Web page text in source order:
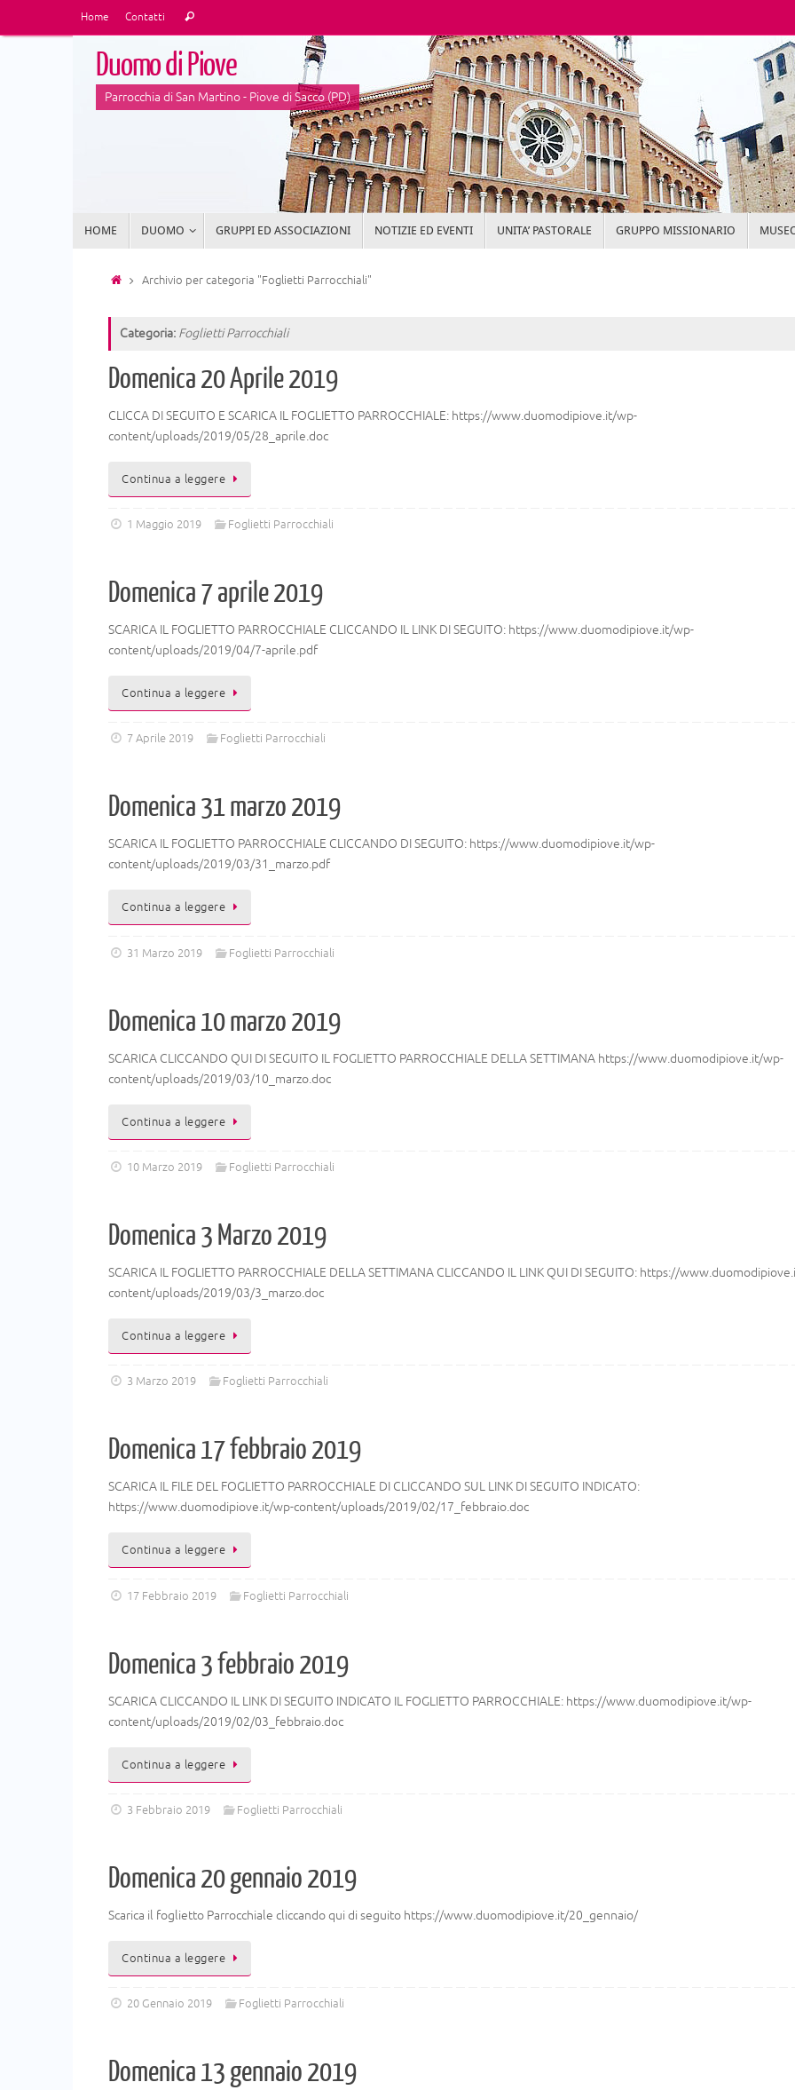
Home Contatti Cerca
Duomo di Piove
Parrocchia di San Martino - Piove di Sacco (PD)
HOME DUOMO GRUPPI ED ASSOCIAZIONI NOTIZIE ED EVENTI UNITA’ PASTORALE GRUPPO MISSIONARIO
HomeArchivio per categoria "Foglietti Parrocchiali"
Categoria: Foglietti Parrocchiali
Domenica 20 Aprile 2019
CLICCA DI SEGUITO E SCARICA IL FOGLIETTO PARROCCHIALE: https://www.duomodipiove.it/wp-
content/uploads/2019/05/28_aprile.doc
Continua a leggere
1 Maggio 2019 Foglietti Parrocchiali
Domenica 7 aprile 2019
SCARICA IL FOGLIETTO PARROCCHIALE CLICCANDO IL LINK DI SEGUITO: https://www.duomodipiove.it/wp-
content/uploads/2019/04/7-aprile.pdf
Continua a leggere
7 Aprile 2019 Foglietti Parrocchiali
Domenica 31 marzo 2019
SCARICA IL FOGLIETTO PARROCCHIALE CLICCANDO DI SEGUITO: https://www.duomodipiove.it/wp-
content/uploads/2019/03/31_marzo.pdf
Continua a leggere
31 Marzo 2019 Foglietti Parrocchiali
Domenica 10 marzo 2019
SCARICA CLICCANDO QUI DI SEGUITO IL FOGLIETTO PARROCCHIALE DELLA SETTIMANA https://www.duomodipiove.it/wp-
content/uploads/2019/03/10_marzo.doc
Continua a leggere
10 Marzo 2019 Foglietti Parrocchiali
Domenica 3 Marzo 2019
SCARICA IL FOGLIETTO PARROCCHIALE DELLA SETTIMANA CLICCANDO IL LINK QUI DI SEGUITO: https://
content/uploads/2019/03/3_marzo.doc
Continua a leggere
3 Marzo 2019 Foglietti Parrocchiali
Domenica 17 febbraio 2019
SCARICA IL FILE DEL FOGLIETTO PARROCCHIALE DI CLICCANDO SUL LINK DI SEGUITO INDICATO:
https://www.duomodipiove.it/wp-content/uploads/2019/02/17_febbraio.doc
Continua a leggere
17 Febbraio 2019 Foglietti Parrocchiali
Domenica 3 febbraio 2019
SCARICA CLICCANDO IL LINK DI SEGUITO INDICATO IL FOGLIETTO PARROCCHIALE: https://www.duomodipiove.it/wp-
content/uploads/2019/02/03_febbraio.doc
Continua a leggere
3 Febbraio 2019 Foglietti Parrocchiali
Domenica 20 gennaio 2019
Scarica il foglietto Parrocchiale cliccando qui di seguito https://www.duomodipiove.it/20_gennaio/
Continua a leggere
20 Gennaio 2019 Foglietti Parrocchiali
Domenica 13 gennaio 2019